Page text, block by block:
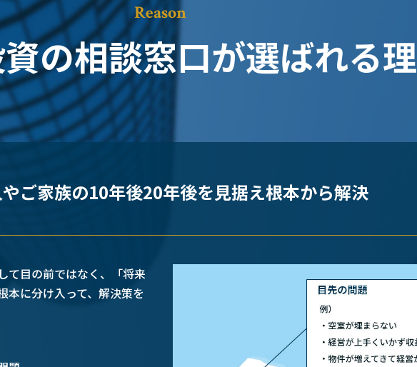
Reason
の相談窓口が選ばれる
ご家族の10年後20年後を見据え根本から解決
て目の前ではなく、「将来
本に分け入って、解決策を